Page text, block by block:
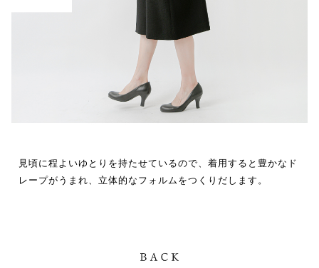
見頃に程よいゆとりを持たせているので、着用すると豊かなド
レープがうまれ、立体的なフォルムをつくりだします。